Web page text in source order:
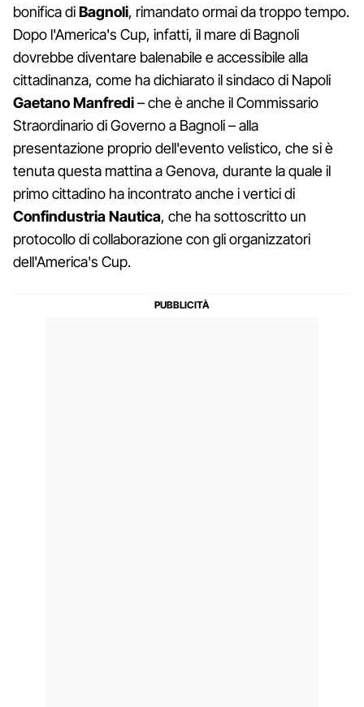
bonifica diBagnoli, rimandato ormai da troppo tempo.
Dopo l'America's Cup, infatti, il mare di Bagnoli
dovrebbe diventare balenabile e accessibile alla
cittadinanza, come ha dichiarato il sindaco di Napoli
Gaetano Manfredi– che è anche il Commissario
Straordinario di Governo a Bagnoli – alla
presentazione proprio dell'evento velistico, che si è
tenuta questa mattina a Genova, durante la quale il
primo cittadino ha incontrato anche i vertici di
Confindustria Nautica, che ha sottoscritto un
protocollo di collaborazione con gli organizzatori
dell'America's Cup.